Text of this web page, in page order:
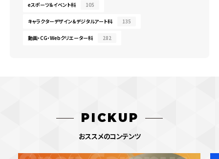
eスポーツ＆イベント科 105
キャラクターデザイン＆デジタルアート科 135
動画・CG・Webクリエーター科 282
PICKUP
おススメのコンテンツ